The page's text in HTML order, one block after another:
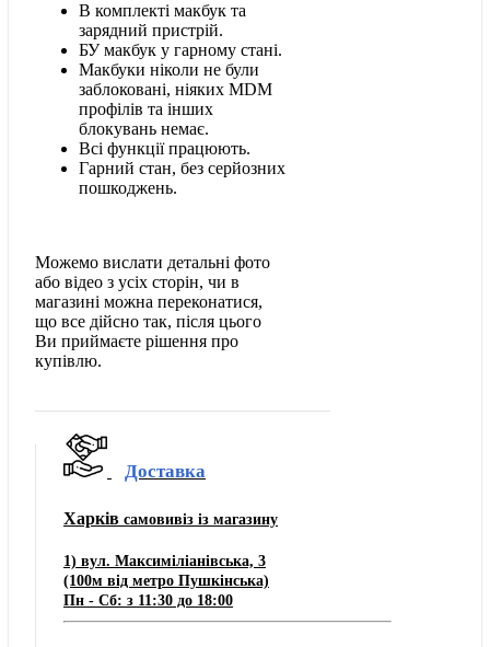
В комплекті макбук та
зарядний пристрій.
БУ макбук у гарному стані.
Макбуки ніколи не були
заблоковані, ніяких MDM
профілів та інших
блокувань немає.
Всі функції працюють.
Гарний стан, без серйозних
пошкоджень.
Можемо вислати детальні фото
або відео з усіх сторін, чи в
магазині можна переконатися,
що все дійсно так, після цього
Ви приймаєте рішення про
купівлю.
Доставка
Харків самовивіз із магазину
1) вул. Максиміліанівська, 3
(100м від метро Пушкінська)
Пн - Сб: з 11:30 до 18:00